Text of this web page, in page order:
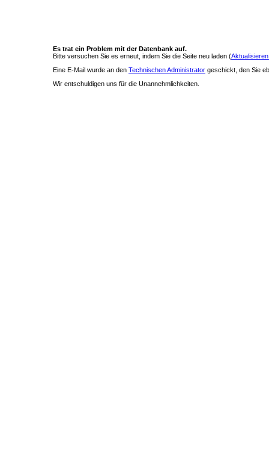
Es trat ein Problem mit der Datenbank auf.
Bitte versuchen Sie es erneut, indem Sie die Seite neu laden (
Eine E-Mail wurde an den Technischen Administrator geschickt, den Sie
Wir entschuldigen uns für die Unannehmlichkeiten.